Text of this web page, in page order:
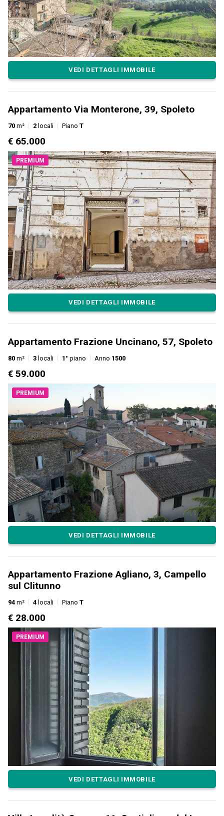
VEDI DETTAGLI IMMOBILE
Appartamento Via Monterone, 39, Spoleto
70 m² 2 locali Piano T
€ 65.000
PREMIUM
VEDI DETTAGLI IMMOBILE
Appartamento Frazione Uncinano, 57, Spoleto
80 m² 3 locali 1° piano Anno 1500
€ 59.000
PREMIUM
VEDI DETTAGLI IMMOBILE
Appartamento Frazione Agliano, 3, Campello
sul Clitunno
94 m² 4 locali Piano T
€ 28.000
PREMIUM
VEDI DETTAGLI IMMOBILE